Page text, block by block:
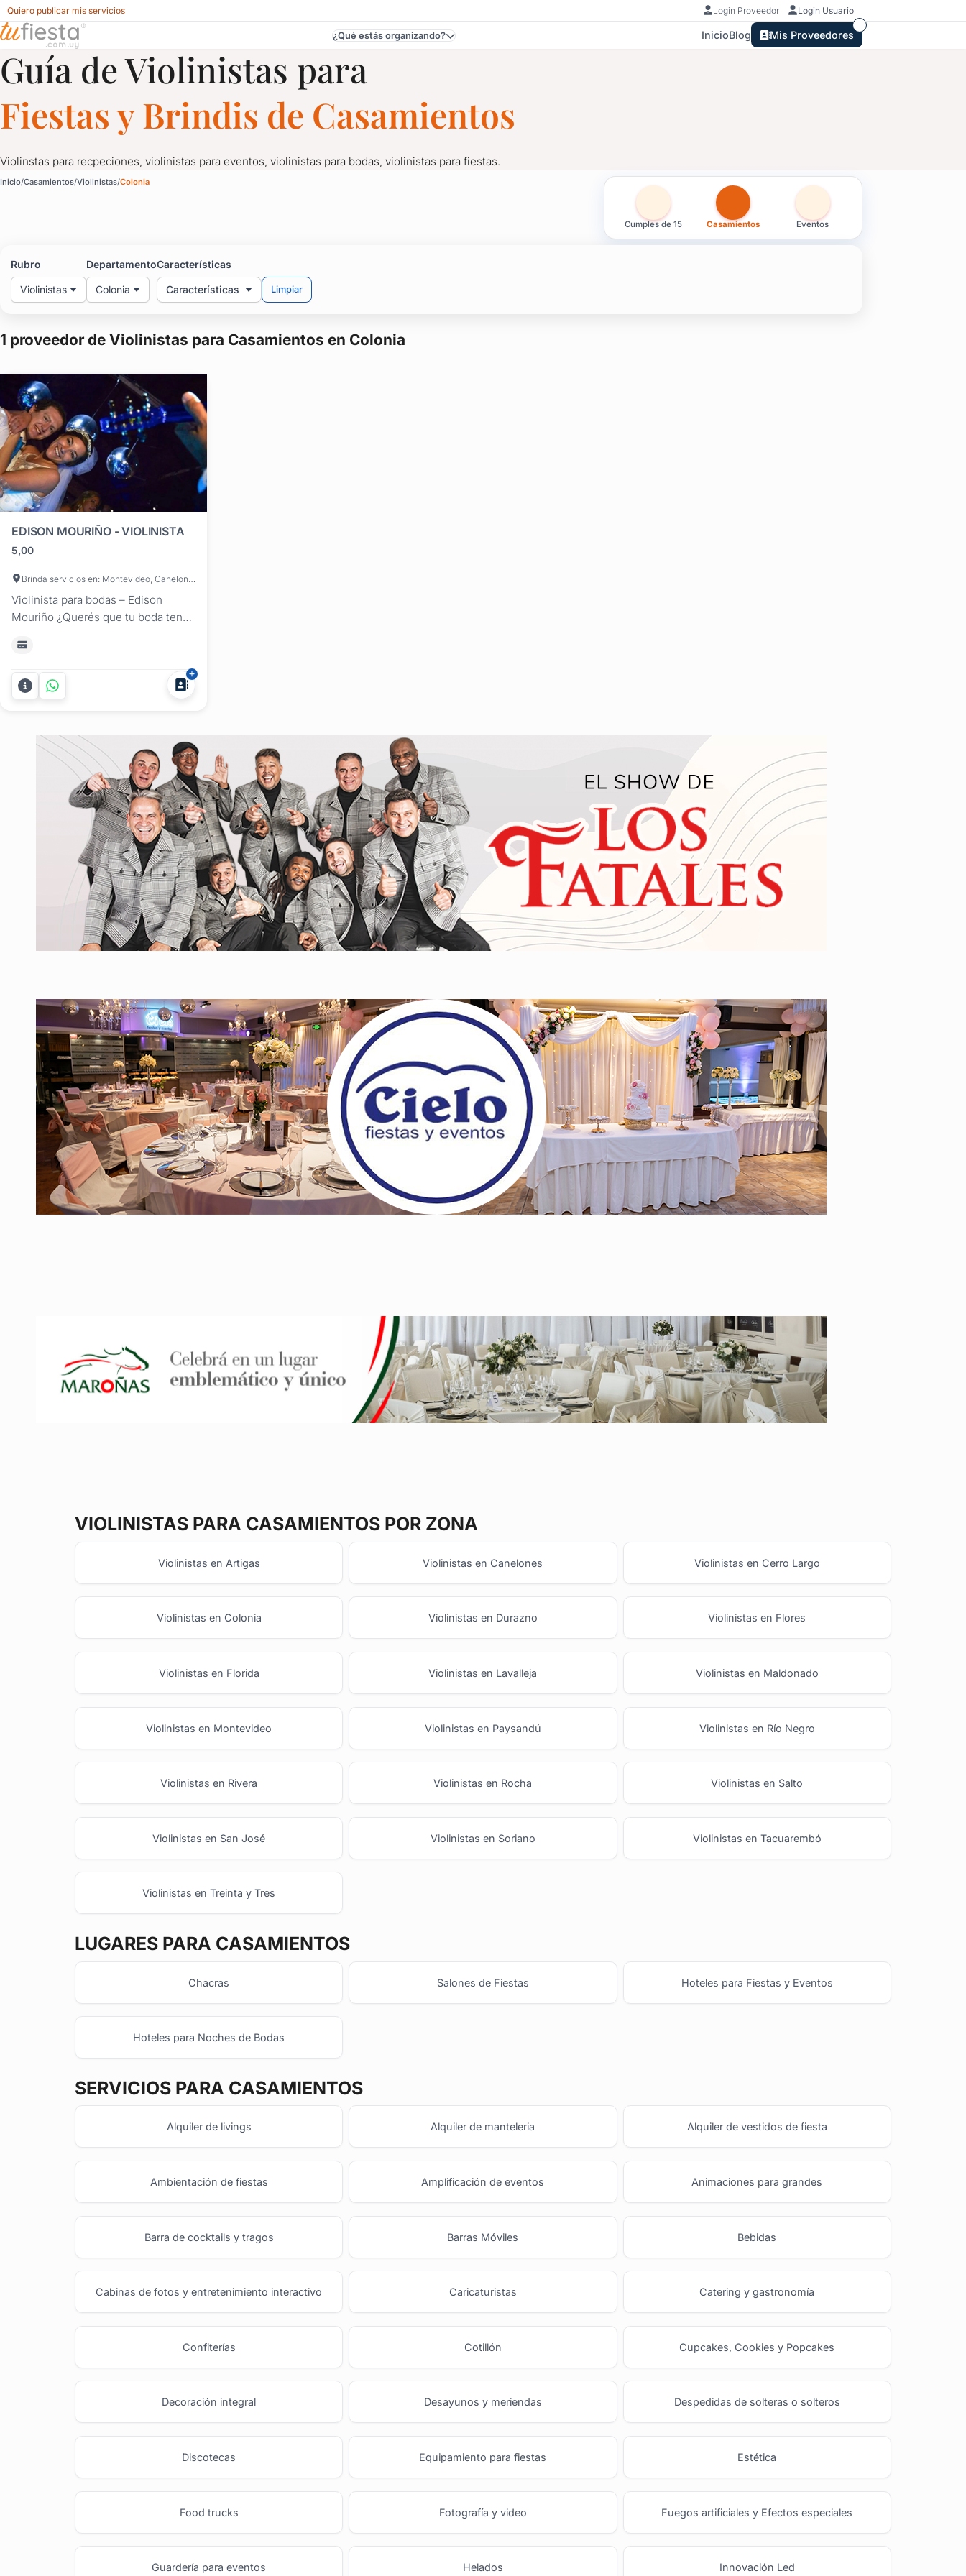
Quiero publicar mis servicios Login Proveedor Login Usuario
Violinistas para Casamientos en Colonia
¿Qué estás organizando? InicioBlog Mis Proveedores
Guía de Violinistas para
Fiestas y Brindis de Casamientos
Violinstas para recpeciones, violinistas para eventos, violinistas para bodas, violinistas para fiestas.
Inicio Casamientos Violinistas Colonia
Cumples de 15 Casamientos Eventos
Rubro
Violinistas
Departamento
Colonia
Características
Características Limpiar
1 proveedor de Violinistas para Casamientos en Colonia
EDISON MOURIÑO - VIOLINISTA
5,00
Brinda servicios en: Montevideo, Canelones, Maldonado, San José, Artigas, Cerro Largo, Colonia, Durazno, Flores, Florida, Lavalleja, Paysandú, Río Negro, Rivera, Rocha, Salto, Soriano, Tacuarembó, Treinta y Tres
Violinista para bodas – Edison
Mouriño ¿Querés que tu boda tenga
quede en la memoria de todos?
Edison Mouriño no solo interpreta:
te asesora, propone y diseña un
recorrido musical que se adapta al
salón o en chacra, con...
VIOLINISTAS PARA CASAMIENTOS POR ZONA
Violinistas en Artigas Violinistas en Canelones Violinistas en Cerro Largo
Violinistas en Colonia Violinistas en Durazno Violinistas en Flores
Violinistas en Florida Violinistas en Lavalleja Violinistas en Maldonado
Violinistas en Montevideo Violinistas en Paysandú Violinistas en Río Negro
Violinistas en Rivera Violinistas en Rocha Violinistas en Salto
Violinistas en San José Violinistas en Soriano Violinistas en Tacuarembó
Violinistas en Treinta y Tres
LUGARES PARA CASAMIENTOS
Chacras Salones de Fiestas Hoteles para Fiestas y Eventos
Hoteles para Noches de Bodas
SERVICIOS PARA CASAMIENTOS
Alquiler de livings Alquiler de manteleria Alquiler de vestidos de fiesta
Ambientación de fiestas Amplificación de eventos Animaciones para grandes
Barra de cocktails y tragos Barras Móviles Bebidas
Cabinas de fotos y entretenimiento interactivo Caricaturistas Catering y gastronomía
Confiterías Cotillón Cupcakes, Cookies y Popcakes
Decoración integral Desayunos y meriendas Despedidas de solteras o solteros
Discotecas Equipamiento para fiestas Estética
Food trucks Fotografía y video Fuegos artificiales y Efectos especiales
Guardería para eventos Helados Innovación Led
Violinistas para Casamientos en Colonia